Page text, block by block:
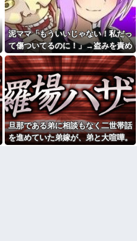
私の地元は治安が悪く、弱い
ものいじめや犯罪を楽しみなが
ら行うことが陽キャの条件だっ
た
旦那と離婚することに。ウト
メ「男が居るんだろう、それで
男に色々入れられたんだろう慰
謝料払え」私「男が居て、コン
セントになったのはそちらの息
子さんのほうですよ」後はシラ
ネｗ
義兄嫁が「義兄と喧嘩してDV
された、助けて」とウチに子連
れで押しかけてきた。私「無
理」義兄嫁「お腹痛い…苦し
い…」私「はぁ」→交番に電話
泥ママ「もういいじゃない！私だっ
て傷ついてるのに！」→盗みを責め
られた泥ママがまさかの被害者アピ
ール。その言い分に周囲から笑いが
漏れてしまい…
旦那である弟に相談もなく二世帯話
を進めていた弟嫁が、弟と大喧嘩。